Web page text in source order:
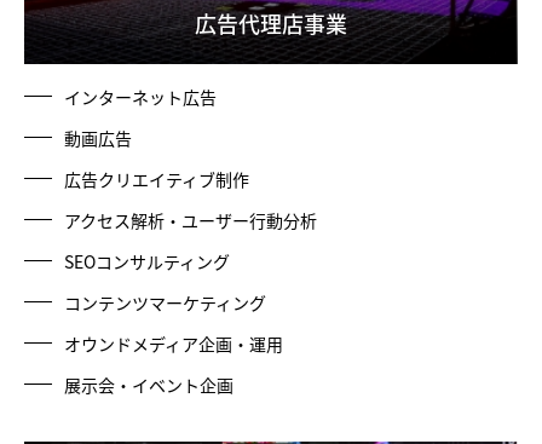
広告代理店事業
インターネット広告
動画広告
広告クリエイティブ制作
アクセス解析・ユーザー行動分析
SEOコンサルティング
コンテンツマーケティング
オウンドメディア企画・運用
展示会・イベント企画